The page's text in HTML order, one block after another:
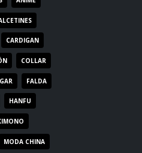
CARDIGAN
COLLAR
FALDA
HANFU
MODA CHINA